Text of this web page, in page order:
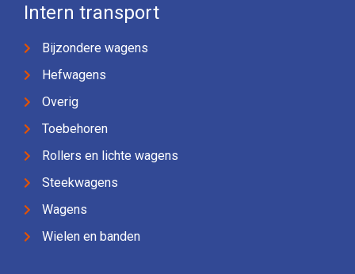
Intern transport
Bijzondere wagens
Hefwagens
Overig
Toebehoren
Rollers en lichte wagens
Steekwagens
Wagens
Wielen en banden